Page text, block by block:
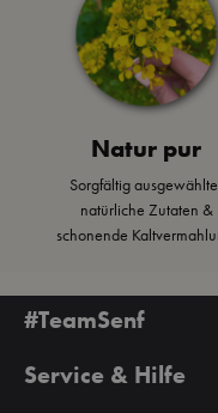
Natur pur
Sorgfältig ausgewählte,
natürliche Zutaten &
schonende
#TeamSenf
Service & Hilfe